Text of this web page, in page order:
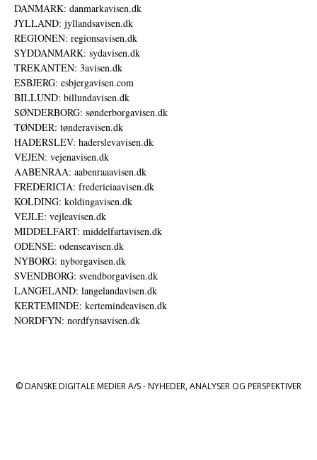
DANMARK: danmarkavisen.dk
JYLLAND: jyllandsavisen.dk
REGIONEN: regionsavisen.dk
SYDDANMARK: sydavisen.dk
TREKANTEN: 3avisen.dk
ESBJERG: esbjergavisen.com
BILLUND: billundavisen.dk
SØNDERBORG: sønderborgavisen.dk
TØNDER: tønderavisen.dk
HADERSLEV: haderslevavisen.dk
VEJEN: vejenavisen.dk
AABENRAA: aabenraaavisen.dk
FREDERICIA: fredericiaavisen.dk
KOLDING: koldingavisen.dk
VEJLE: vejleavisen.dk
MIDDELFART: middelfartavisen.dk
ODENSE: odenseavisen.dk
NYBORG: nyborgavisen.dk
SVENDBORG: svendborgavisen.dk
LANGELAND: langelandavisen.dk
KERTEMINDE: kertemindeavisen.dk
NORDFYN: nordfynsavisen.dk
© DANSKE DIGITALE MEDIER A/S - NYHEDER, ANALYSER OG PERSPEKTIVER